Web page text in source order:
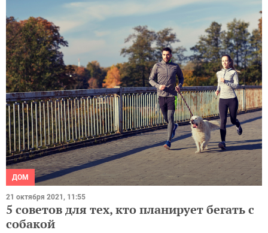
ДОМ
21 октября 2021, 11:55
5 советов для тех, кто планирует бегать с
собакой